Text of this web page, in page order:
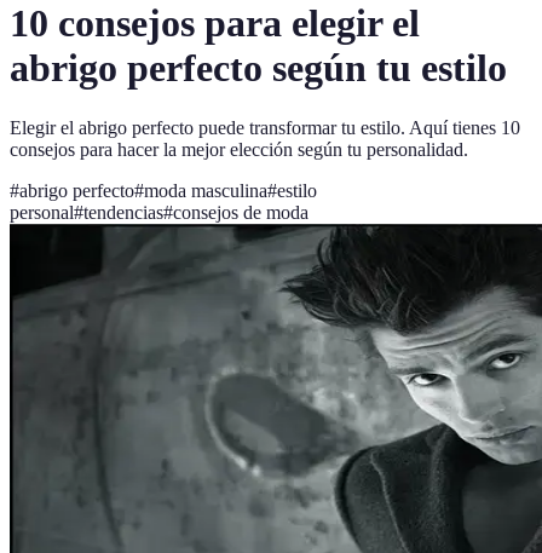
10 consejos para elegir el
abrigo perfecto según tu estilo
Elegir el abrigo perfecto puede transformar tu estilo. Aquí tienes 10
consejos para hacer la mejor elección según tu personalidad.
#abrigo perfecto#moda masculina#estilo
personal#tendencias#consejos de moda